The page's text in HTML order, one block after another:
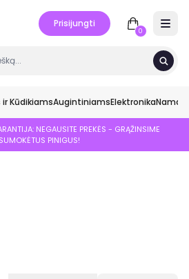
Prisijungti
0
KūdikiamsAugintiniamsElektronikaNamai
NEGAUSITE PREKĖS - GRĄŽINSIME
SUMOKĖTUS PINIGUS!